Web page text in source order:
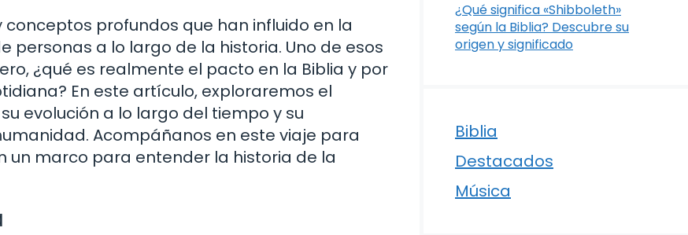
profundos que han influido en la
a lo largo de la historia. Uno de esos
¿qué es realmente el pacto en la Biblia y por
En este artículo, exploraremos el
evolución a lo largo del tiempo y su
Acompáñanos en este viaje para
marco para entender la historia de la
¿Qué significa «Shibboleth»
según la Biblia? Descubre su
origen y significado
Biblia
Destacados
Música